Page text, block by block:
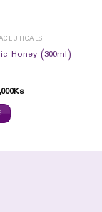
Honey (300ml)
Ks